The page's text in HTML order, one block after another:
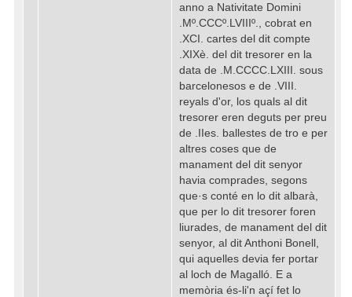
anno a Nativitate Domini
.Mº.CCCº.LVIIIº., cobrat en
.XCI. cartes del dit compte
.XIXè. del dit tresorer en la
data de .M.CCCC.LXIII. sous
barcelonesos e de .VIII.
reyals d'or, los quals al dit
tresorer eren deguts per preu
de .IIes. ballestes de tro e per
altres coses que de
manament del dit senyor
havia comprades, segons
que·s conté en lo dit albarà,
que per lo dit tresorer foren
liurades, de manament del dit
senyor, al dit Anthoni Bonell,
qui aquelles devia fer portar
al loch de Magalló. E a
memòria és-li'n açí fet lo